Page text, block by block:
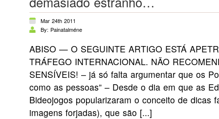
Mar 24th 2011
By: Painatalméne
ABISO — O SEGUINTE ARTIGO ESTÁ
TRÁFEGO INTERNACIONAL. NÃO
SENSÍVEIS! – já só falta argumentar que os
como as pessoas” – Desde o dia em que as
Bideojogos popularizaram o conceito de dicas
imagens forjadas), que são [...]